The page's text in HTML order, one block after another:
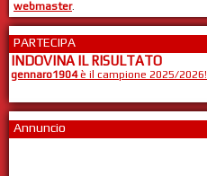
webmaster.
PARTECIPA
INDOVINA IL RISULTATO
gennaro1904è il campione 2025/2026!
Annuncio